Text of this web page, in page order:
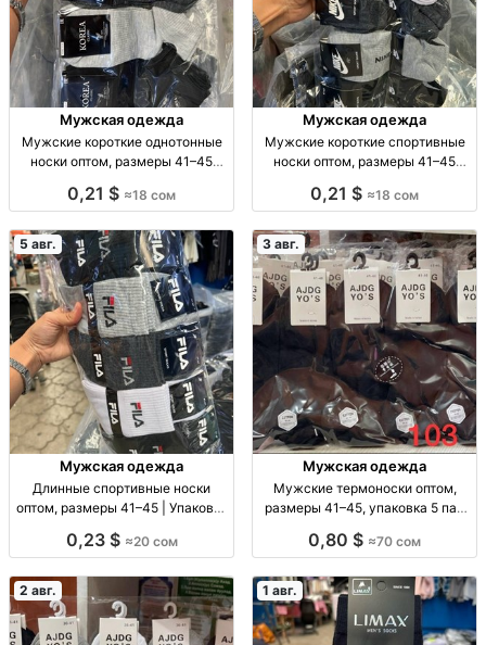
Мужская одежда
Мужские короткие однотонные
носки оптом, размеры 41–45
р 41–45, опт: 18 сом/пара, компл.
0,21 $ ≈18 сом
Мужская одежда
Мужские короткие спортивные
носки оптом, размеры 41–45
уп. 10 шт. — 180 сом
0,21 $ ≈18 сом
5 авг.
Мужская одежда
Длинные спортивные носки
оптом, размеры 41–45 | Упаковка
45, уп. 10 шт., 20 сом/уп.
0,23 $ ≈20 сом
3 авг.
Мужская одежда
Мужские термоноски оптом,
размеры 41–45, упаковка 5 пар
5 шт., опт.
0,80 $ ≈70 сом
2 авг. 1 авг.